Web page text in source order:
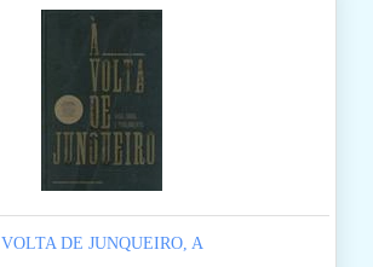
VOLTA DE JUNQUEIRO, A